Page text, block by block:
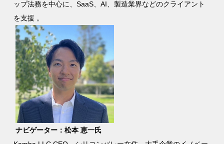
ップ法務を中心に、SaaS、AI、製造業界などのクライアント
を支援 。
ナビゲーター：松本 恵一氏